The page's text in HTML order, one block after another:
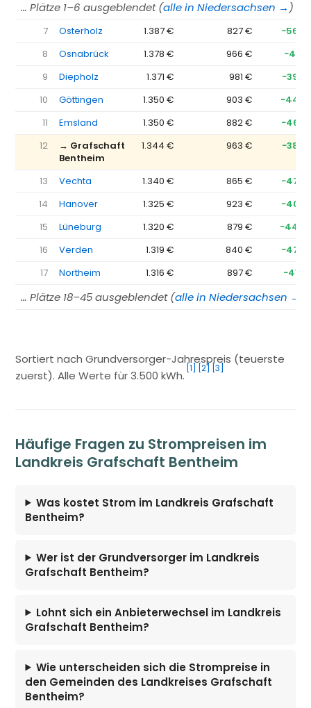
… Plätze 1–6 ausgeblendet (alle in Niedersachsen → )
7 Osterholz 1.387 € 827 €
−560
8
Osnabrück 1.378 € 966 €
−412
9
Diepholz 1.371 € 981 €
−390
10
Göttingen 1.350 € 903 €
−447
11
Emsland 1.350 € 882 €
−467
12
→ Grafschaft
Bentheim
1.344 € 963 € −380
13 Vechta 1.340 € 865 €
−475
14
Hanover 1.325 € 923 €
−402
15
Lüneburg 1.320 € 879 €
−440
16
Verden 1.319 € 840 €
−479
17
Northeim 1.316 € 897 € −419
… Plätze 18–45 ausgeblendet (alle in Niedersachsen →
Sortiert nach Grundversorger-Jahrespreis (teuerste
zuerst). Alle Werte für 3.500 kWh.
[1] [2] [3]
Häufige Fragen zu Strompreisen im
Landkreis Grafschaft Bentheim
Was kostet Strom im Landkreis Grafschaft
Bentheim?
Wer ist der Grundversorger im Landkreis
Grafschaft Bentheim?
Lohnt sich ein Anbieterwechsel im Landkreis
Grafschaft Bentheim?
Wie unterscheiden sich die Strompreise in
den Gemeinden des Landkreises Grafschaft
Bentheim?